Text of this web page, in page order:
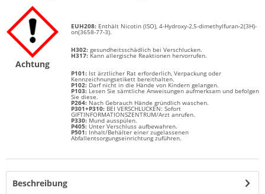
Achtung
EUH208: Enthält Nicotin (ISO), 4-Hydroxy-2,5-dimethylfuran-2(3H)-
on(3658-77-3).
H302: gesundheitsschädlich bei Verschlucken.
H317: Kann allergische Reaktionen hervorrufen.
P101: Ist ärztlicher Rat erforderlich, Verpackung oder
Kennzeichnungsetikett bereithalten.
P102: Darf nicht in die Hände von Kindern gelangen.
P103: Lesen Sie sämtliche Anweisungen aufmerksam und befolgen
Sie diese.
P264: Nach Gebrauch Hände gründlich waschen.
P301+P310: BEI VERSCHLUCKEN: Sofort
GIFTINFORMATIONSZENTRUM/Arzt anrufen.
P330: Mund ausspülen.
P405: Unter Verschluss aufbewahren.
P501: Inhalt/Behälter einer zugelassenen
Abfallentsorgungseinrichtung zuführen.
Beschreibung